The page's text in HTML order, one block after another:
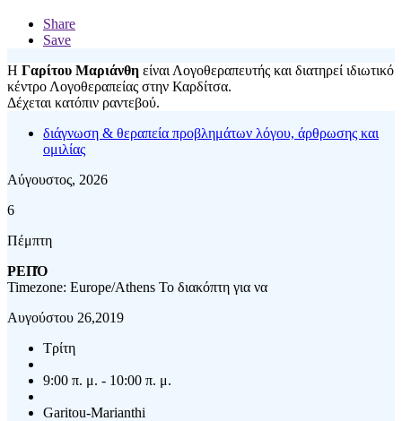
Share
Save
Η Γαρίτου Μαριάνθη είναι Λογοθεραπευτής και διατηρεί ιδιωτικό
κέντρο Λογοθεραπείας στην Καρδίτσα.
Δέχεται κατόπιν ραντεβού.
διάγνωση & θεραπεία προβλημάτων λόγου, άρθρωσης και
ομιλίας
Αύγουστος, 2026
6
Πέμπτη
ΡΕΠΌ
Timezone: Europe/Athens Το διακόπτη για να
Αυγούστου 26,2019
Τρίτη
9:00 π. μ. - 10:00 π. μ.
Garitou-Marianthi